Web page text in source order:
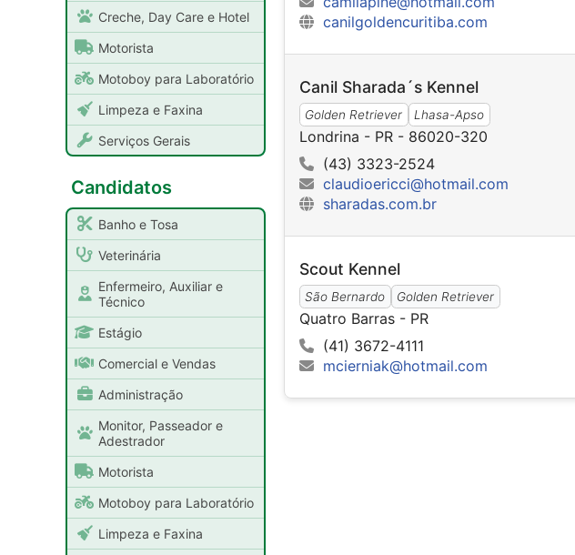
Creche, Day Care e Hotel
Motorista
Motoboy para Laboratório
Limpeza e Faxina
Serviços Gerais
Candidatos
Banho e Tosa
Veterinária
Enfermeiro, Auxiliar e
Técnico
Estágio
Comercial e Vendas
Administração
Monitor, Passeador e
Adestrador
Motorista
Motoboy para Laboratório
Limpeza e Faxina
canilgoldencuritiba.com
Canil Sharada´s Kennel
Golden Retriever Lhasa-Apso
Londrina - PR - 86020-320
(43) 3323-2524
claudioericci@hotmail.com
sharadas.com.br
Scout Kennel
São Bernardo Golden Retriever
Quatro Barras - PR
(41) 3672-4111
mcierniak@hotmail.com